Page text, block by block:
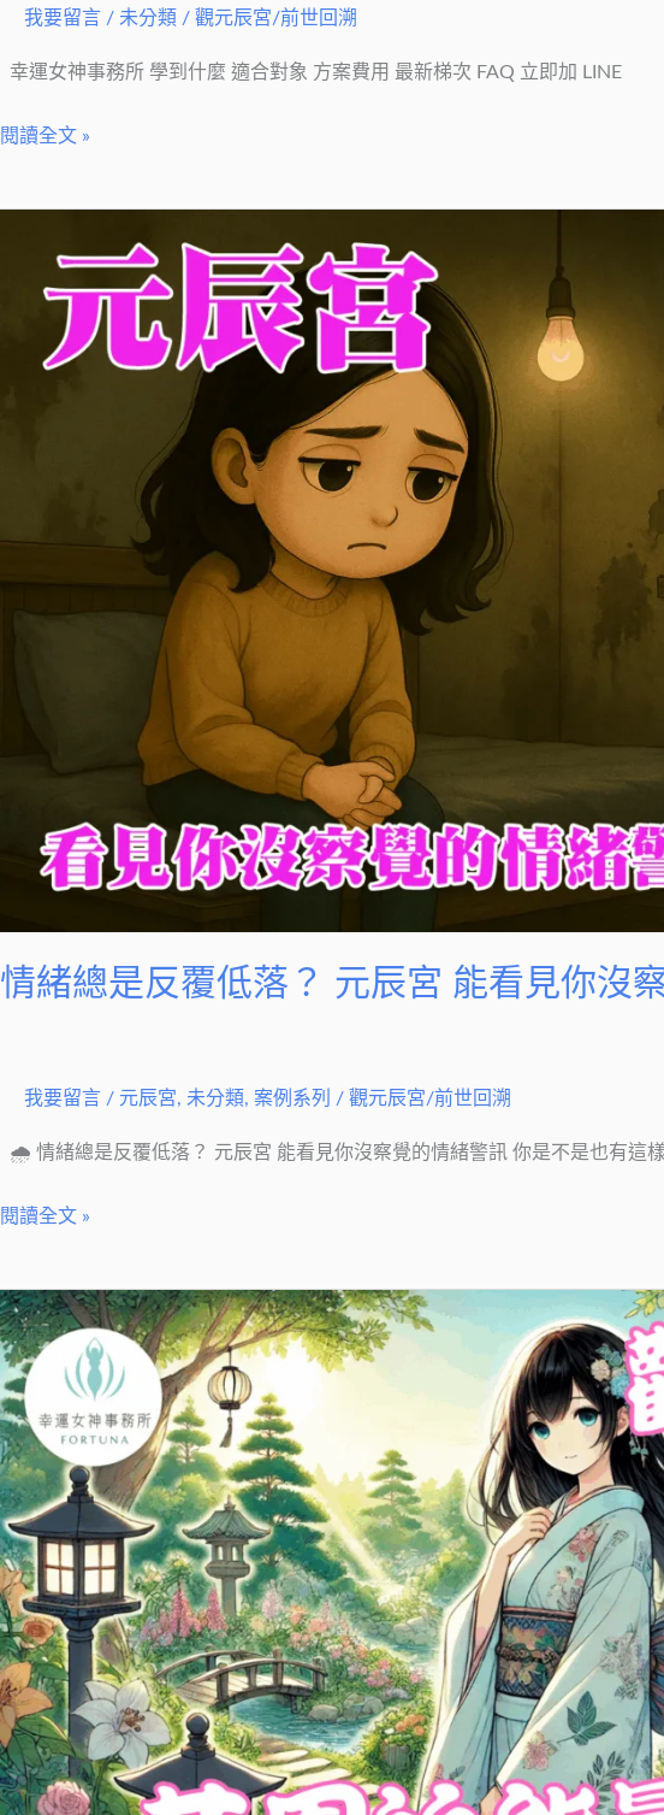
我要留言 / 未分類 / 觀元辰宮/前世回溯
幸運女神事務所 學到什麼 適合對象 方案費用 最新梯次 FAQ 立即加 LINE
傳
班
閱讀全文 »
情緒總是反覆低落？ 元辰宮 能看見你沒
我要留言 / 元辰宮, 未分類, 案例系列 / 觀元辰宮/前世回溯
🌧 情緒總是反覆低落？ 元辰宮 能看見你沒察覺的情緒警訊 你是不是也有這
辰
訊
閱讀全文 »
花
園
裡
的
元
辰
宮：
從
混
亂
到
清
明，
內
在